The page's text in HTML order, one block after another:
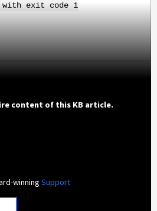
with exit code 1
content of this KB article.
winningSupport